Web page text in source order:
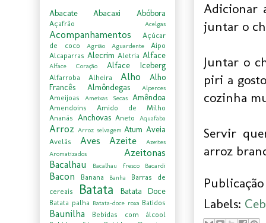
Adicionar
juntar o
Juntar o
piri a
cozinha
Servir
arroz
Labels:
Abacate Abacaxi Abóbora
Açafrão Acelgas
Acompanhamentos
Açúcar
de coco
Agrião Aguardente
Aipo
Alcaparras Alecrim Aletria Alface
Alface Coração Alface Iceberg
Alfarroba Alheira Alho
Alho
Francês
Almôndegas Alperces
Ameijoas Ameixas Secas Amêndoa
Amendoins
Amido de Milho
Ananás Anchovas Aneto Aquafaba
Arroz Arroz selvagem Atum Aveia
Avelãs Aves Azeite
Azeites
Aromatizados
Azeitonas
Bacalhau
Bacalhau fresco Bacardi
Bacon Banana Banha
Barras de
cereais
Batata Batata Doce
Batata palha Batata-doce roxa Batidos
Baunilha
Bebidas com álcool